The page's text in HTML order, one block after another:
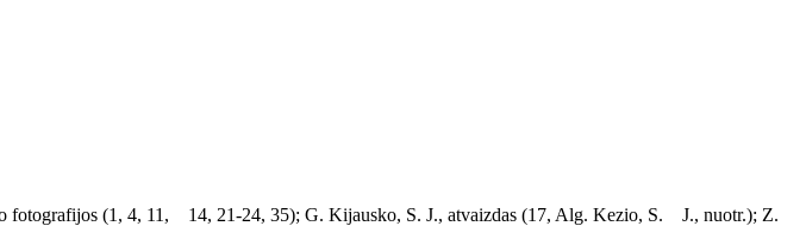
fotografijos (1, 4, 11, 14, 21-24, 35); G. Kijausko, S. J., atvaizdas (17, Alg. Kezio, S. J., nuotr.); Z.